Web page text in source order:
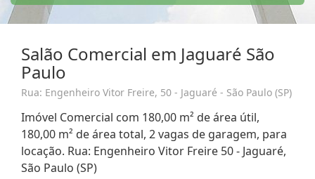
Salão Comercial em Jaguaré São
Paulo
Rua: Engenheiro Vitor Freire, 50 - Jaguaré - São Paulo (SP)
Imóvel Comercial com 180,00 m² de área útil,
180,00 m² de área total, 2 vagas de garagem, para
locação. Rua: Engenheiro Vitor Freire 50 - Jaguaré,
São Paulo (SP)